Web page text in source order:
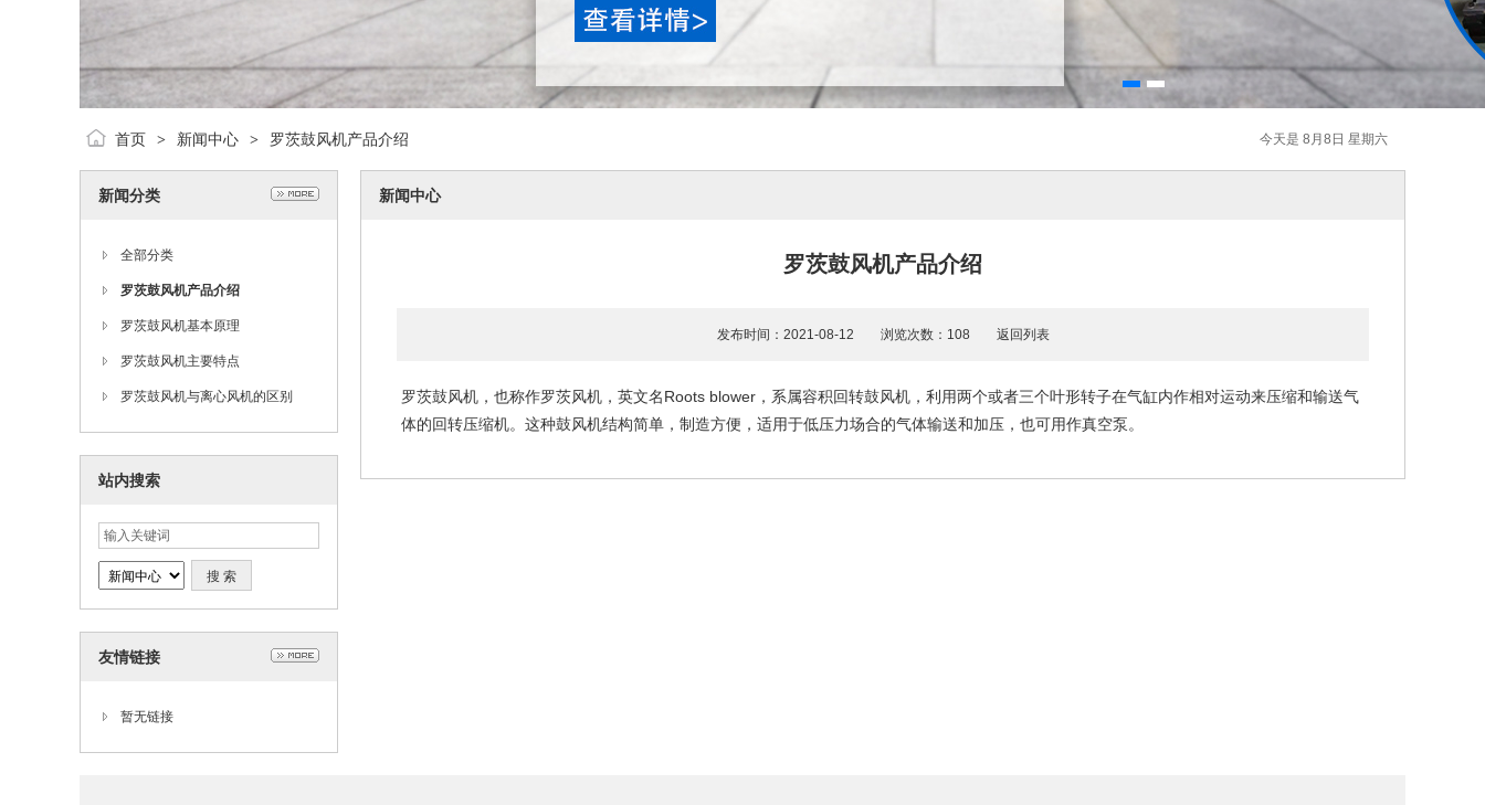
今天是 8月8日 星期六
首页 > 新闻中心 > 罗茨鼓风机产品介绍
新闻分类
全部分类
罗茨鼓风机产品介绍
罗茨鼓风机基本原理
罗茨鼓风机主要特点
罗茨鼓风机与离心风机的区别
站内搜索
友情链接
暂无链接
新闻中心
罗茨鼓风机产品介绍
发布时间：2021-08-12 浏览次数：108 返回列表
罗茨鼓风机，也称作罗茨风机，英文名Roots blower，系属容积回转鼓风机，利用两个或者三个叶形转子在气缸内作相对运动来压缩和输送气
体的回转压缩机。这种鼓风机结构简单，制造方便，适用于低压力场合的气体输送和加压，也可用作真空泵。